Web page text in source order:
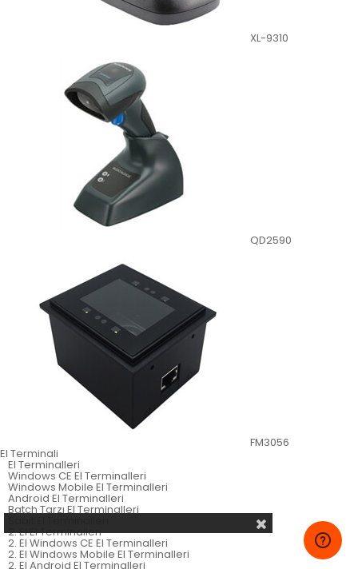
XL-9310
QD2590
FM3056
El Terminali
El Terminalleri
Windows CE El Terminalleri
Windows Mobile El Terminalleri
Android El Terminalleri
Batch Tarzı El Terminalleri
2. El El Terminalleri
2. El Windows CE El Terminalleri
2. El Windows Mobile El Terminalleri
2. El Android El Terminalleri